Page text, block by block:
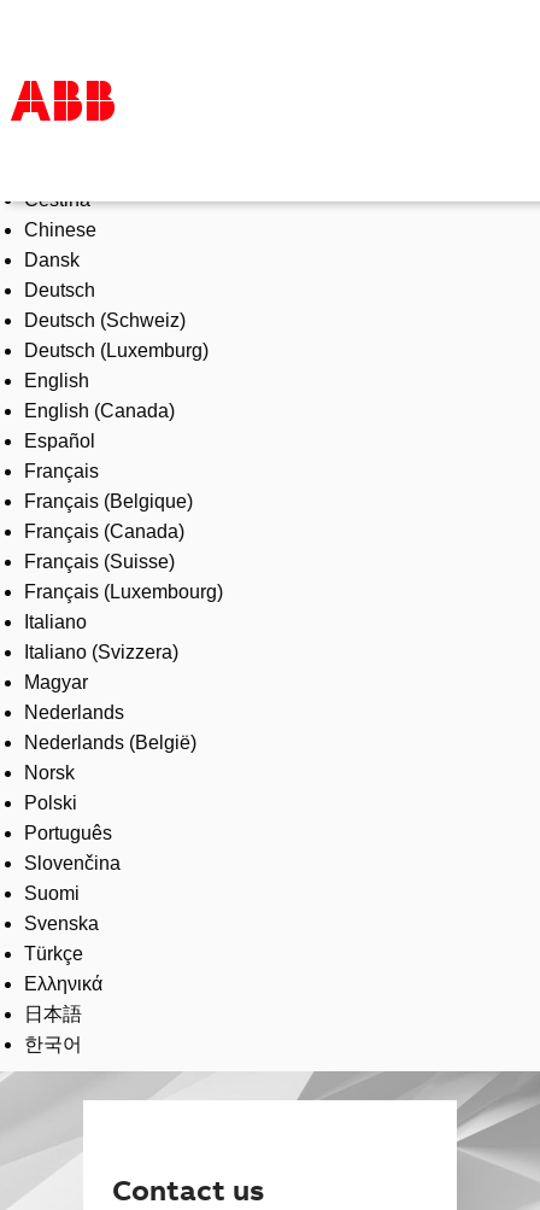
Products & Solutions
Industries
Services
About us
Where to buy
Contact us
Careers
Čeština
Chinese
Dansk
Deutsch
Deutsch (Schweiz)
Deutsch (Luxemburg)
English
English (Canada)
Español
Français
Français (Belgique)
Français (Canada)
Français (Suisse)
Français (Luxembourg)
Italiano
Italiano (Svizzera)
Magyar
Nederlands
Nederlands (België)
Norsk
Polski
Português
Slovenčina
Suomi
Svenska
Türkçe
Ελληνικά
日本語
한국어
Contact us